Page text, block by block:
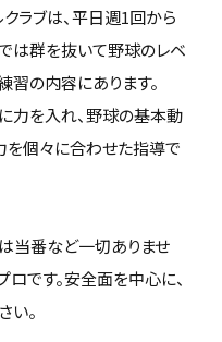
ラブは、平日週1回から
は群を抜いて野球のレベ
習の内容にあります。
力を入れ、野球の基本動
力を個々に合わせた指導で
当番など一切ありませ
です。安全面を中心に、
い。